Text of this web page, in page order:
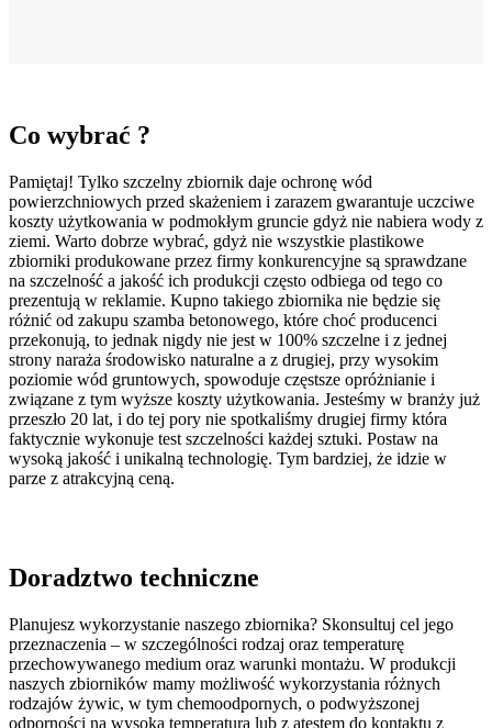
Co wybrać ?
Pamiętaj! Tylko szczelny zbiornik daje ochronę wód
powierzchniowych przed skażeniem i zarazem gwarantuje uczciwe
koszty użytkowania w podmokłym gruncie gdyż nie nabiera wody z
ziemi. Warto dobrze wybrać, gdyż nie wszystkie plastikowe
zbiorniki produkowane przez firmy konkurencyjne są sprawdzane
na szczelność a jakość ich produkcji często odbiega od tego co
prezentują w reklamie. Kupno takiego zbiornika nie będzie się
różnić od zakupu szamba betonowego, które choć producenci
przekonują, to jednak nigdy nie jest w 100% szczelne i z jednej
strony naraża środowisko naturalne a z drugiej, przy wysokim
poziomie wód gruntowych, spowoduje częstsze opróżnianie i
związane z tym wyższe koszty użytkowania. Jesteśmy w branży już
przeszło 20 lat, i do tej pory nie spotkaliśmy drugiej firmy która
faktycznie wykonuje test szczelności każdej sztuki. Postaw na
wysoką jakość i unikalną technologię. Tym bardziej, że idzie w
parze z atrakcyjną ceną.
Doradztwo techniczne
Planujesz wykorzystanie naszego zbiornika? Skonsultuj cel jego
przeznaczenia – w szczególności rodzaj oraz temperaturę
przechowywanego medium oraz warunki montażu. W produkcji
naszych zbiorników mamy możliwość wykorzystania różnych
rodzajów żywic, w tym chemoodpornych, o podwyższonej
odporności na wysoką temperaturą lub z atestem do kontaktu z